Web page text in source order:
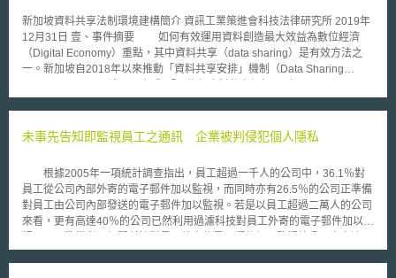
新加坡資料共享法制環境建構簡介 資訊工業策進會科技法律研究所 2019年
12月31日 壹、事件摘要 如何有效運用資料創造最大效益為數位經濟
（Digital Economy）重點，其中資料共享（data sharing）是有效方法之
一。新加坡自2018年以來推動「資料共享安排」機制（Data Sharing
Sharing Framework），建構資料共享環境，帶動國內組織[1]資料經濟發展
（Smart Nation）」以來，即積極鋪設國家數位經濟建設，大數據資料分析
關[2] 。其中，希望透過資料共享促進組織、政府、個人三方間資料無障礙
流通，降低蒐集、處理與利用成本，創造更多合作機會進行創新應用，因此
從法制面、環境面與技術應用層面打造完善的資料共享生態系統（data
sharing ecosystem）[3]。 然而依據《個人資料保護法》（Personal
Data Protection Act 2012，下稱個資法）第14條以下規定，組織蒐集、處
形。由於資料共享強調可將資料進行多節點快速傳遞近用，使資料利用價值
未事先告知即監視員工之通訊 企業被判侵犯個人隱私
根據2005年一項統計調查指出，員工超過一千人的公司中，36.1％對
員工從公司內部外寄的電子郵件加以監視，而同時亦有26.5％的公司正準備
對員工由公司內部發送的電子郵件加以監視。若是以員工超過二萬人的公司
來看，更有高達40％的公司已然利用過濾科技對員工外寄的電子郵件加以監
32％。 然而根據歐洲人權法院近日所做出的判決，不論公司是否訂有